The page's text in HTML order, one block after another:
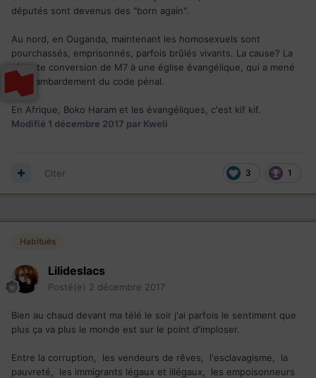
députés sont devenus des "born again".
Au nord, en Ouganda, maintenant les homosexuels sont
pourchassés, emprisonnés, parfois brûlés vivants. La cause? La
récente conversion de M7 à une église évangélique, qui a mené
au chambardement du code pénal.
En Afrique, Boko Haram et les évangéliques, c'est kif kif.
Modifié 1 décembre 2017 par Kweli
3 1
Citer
Habitués
Lilideslacs
Posté(e) 2 décembre 2017
Bien au chaud devant ma télé le soir j'ai parfois le sentiment que
plus ça va plus le monde est sur le point d'imploser.
Entre la corruption, les vendeurs de rêves, l'esclavagisme, la
pauvreté, les immigrants légaux et illégaux, les empoisonneurs